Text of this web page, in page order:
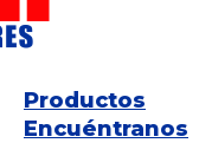
Productos
Encuéntranos
30*60